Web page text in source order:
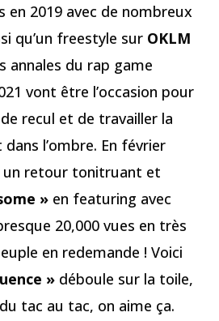
en 2019 avec de nombreux
qu’un freestyle sur OKLM
annales du rap game
vont être l’occasion pour
recul et de travailler la
l’ombre. En février
retour tonitruant et
» en featuring avec
20,000 vues en très
en redemande ! Voici
» déboule sur la toile,
tac au tac, on aime ça.